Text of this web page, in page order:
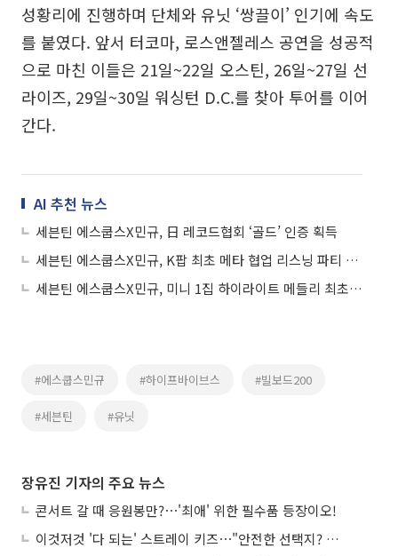
성황리에 진행하며 단체와 유닛 ‘쌍끌이’ 인기에 속도
를 붙였다. 앞서 터코마, 로스앤젤레스 공연을 성공적
으로 마친 이들은 21일~22일 오스틴, 26일~27일 선
라이즈, 29일~30일 워싱턴 D.C.를 찾아 투어를 이어
간다.
AI 추천 뉴스
세븐틴 에스쿱스X민규, 日 레코드협회 ‘골드’ 인증 획득
세븐틴 에스쿱스X민규, K팝 최초 메타 협업 리스닝 파티 개최
세븐틴 에스쿱스X민규, 미니 1집 하이라이트 메들리 최초 공개
#에스쿱스민규 #하이프바이브스 #빌보드200
#세븐틴 #유닛
장유진 기자의 주요 뉴스
콘서트 갈 때 응원봉만?⋯'최애' 위한 필수품 등장이오!
이것저것 '다 되는' 스트레이 키즈⋯"안전한 선택지? 도전이 재밌죠"